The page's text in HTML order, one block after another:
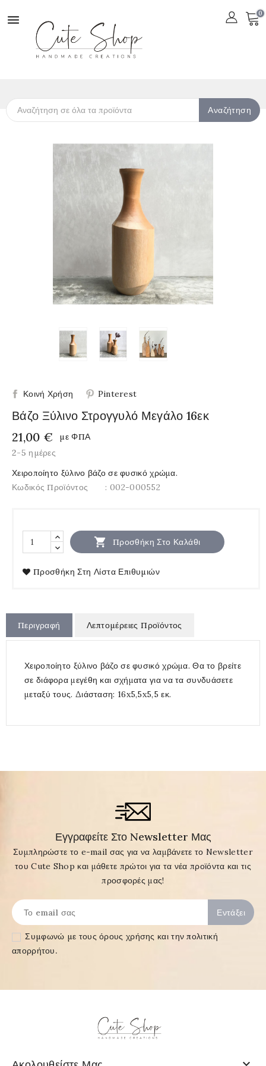
 0
Αναζήτηση
Κοινή Χρήση Pinterest
Βάζο Ξύλινο Στρογγυλό Μεγάλο 16εκ
21,00 €
με ΦΠΑ
2-5 ημέρες
Χειροποίητο ξύλινο βάζο σε φυσικό χρώμα.
Κωδικός Προϊόντος
: 002-000552
 Προσθήκη Στο Καλάθι
Προσθήκη Στη Λίστα Επιθυμιών
Περιγραφή Λεπτομέρειες Προϊόντος
Χειροποίητο ξύλινο βάζο σε φυσικό χρώμα. Θα το βρείτε
σε διάφορα μεγέθη και σχήματα για να τα συνδυάσετε
μεταξύ τους. Διάσταση: 16x5,5x5,5 εκ.
Εγγραφείτε Στο Newsletter Μας
Συμπληρώστε το e-mail σας για να λαμβάνετε το Newsletter
του Cute Shop και μάθετε πρώτοι για τα νέα προϊόντα και τις
προσφορές μας!
Συμφωνώ με τουςόρους χρήσης και την πολιτική
απορρήτου.